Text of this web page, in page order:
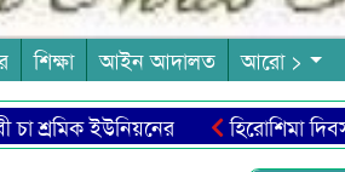
শিক্ষা আইন আদালত আরো >
ইউনিয়নের হিরোশিমা দিবস: